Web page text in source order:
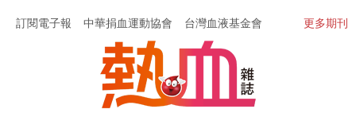
訂閱電子報 中華捐血運動協會 台灣血液基金會 更多期刊